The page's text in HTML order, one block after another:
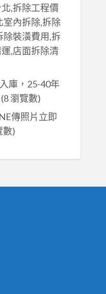
,拆除工程價
室內拆除,拆除
除裝潢費用,拆
,店面拆除清
庫，25-40年
(8 瀏覽數)
傳照片立即
數)